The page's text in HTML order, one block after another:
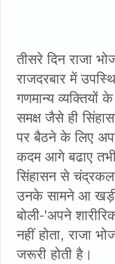
तीसरे दिन राजा
राजदरबार में
गणमान्य व्यक्तियों के
समक्ष जैसे ही
पर बैठने के लिए
कदम आगे बढाए
सिंहासन से
उनके सामने आ
बोली-'अपने
नहीं होता, राजा
जरूरी होती है।